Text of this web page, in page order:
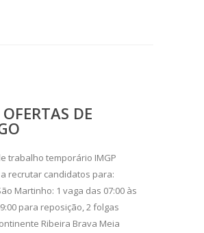
DE
trabalho temporário IMGP
recrutar candidatos para:
Martinho: 1 vaga das 07:00 às
para reposição, 2 folgas
Ribeira Brava Meia